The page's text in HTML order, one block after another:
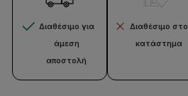
Διαθέσιμο για
άμεση
αποστολή
Διαθέσιμο στο
κατάστημα